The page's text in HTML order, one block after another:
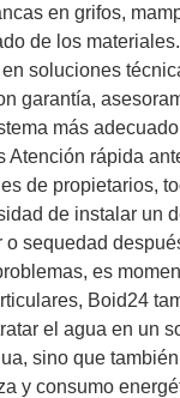
en grifos,
de los
soluciones
garantía,
más
rápida
de propietarios,
de instalar un
sequedad
es
Boid24
el agua en un
sino que
y consumo